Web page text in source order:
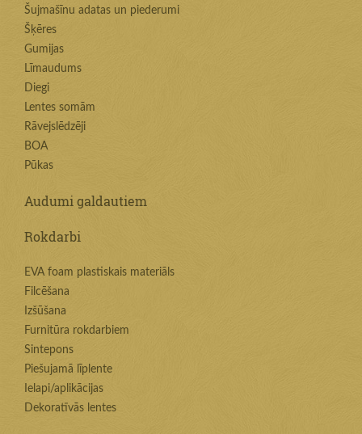
Šujmašīnu adatas un piederumi
Šķēres
Gumijas
Līmaudums
Diegi
Lentes somām
Rāvejslēdzēji
BOA
Pūkas
Audumi galdautiem
Rokdarbi
EVA foam plastiskais materiāls
Filcēšana
Izšūšana
Furnitūra rokdarbiem
Sintepons
Piešujamā līplente
Ielapi/aplikācijas
Dekoratīvās lentes